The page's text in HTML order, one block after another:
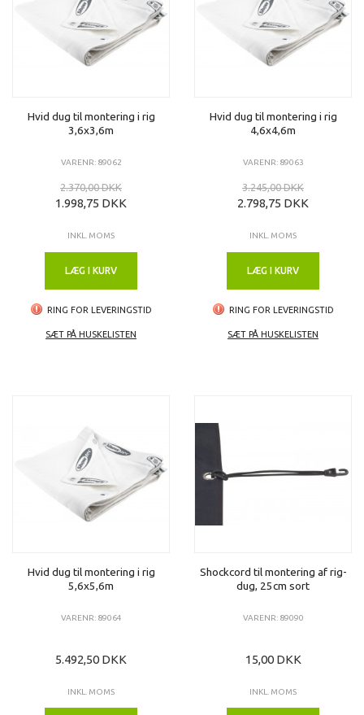
Hvid dug til montering i rig
3,6x3,6m
VARENR: 89062
2.370,00 DKK
1.998,75 DKK
INKL. MOMS
LÆG I KURV
RING FOR LEVERINGSTID
SÆT PÅ HUSKELISTEN
Hvid dug til montering i rig
4,6x4,6m
VARENR: 89063
3.245,00 DKK
2.798,75 DKK
INKL. MOMS
LÆG I KURV
RING FOR LEVERINGSTID
SÆT PÅ HUSKELISTEN
Hvid dug til montering i rig
5,6x5,6m
VARENR: 89064
5.492,50 DKK
INKL. MOMS
Shockcord til montering af rig-
dug, 25cm sort
VARENR: 89090
15,00 DKK
INKL. MOMS